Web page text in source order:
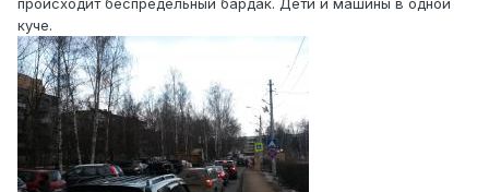
происходит беспредельный бардак. Дети и машины в одной
куче.